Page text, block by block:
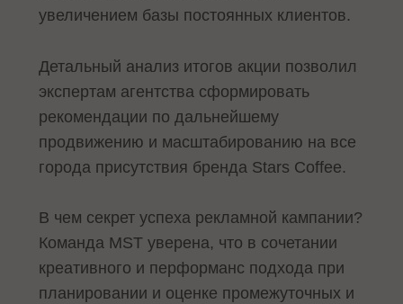
увеличением базы постоянных клиентов.
Детальный анализ итогов акции позволил
экспертам агентства сформировать
рекомендации по дальнейшему
продвижению и масштабированию на все
города присутствия бренда Stars Coffee.
В чем секрет успеха рекламной кампании?
Команда MST уверена, что в сочетании
креативного и перформанс подхода при
планировании и оценке промежуточных и